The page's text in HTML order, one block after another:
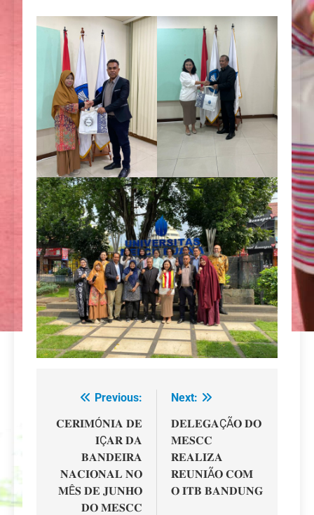
Navegação
de
artigos
Previous:
𝐂𝐄𝐑𝐈𝐌Ó𝐍𝐈𝐀 𝐃𝐄
𝐈Ç𝐀𝐑 𝐃𝐀
𝐁𝐀𝐍𝐃𝐄𝐈𝐑𝐀
𝐍𝐀𝐂𝐈𝐎𝐍𝐀𝐋 𝐍𝐎
𝐌Ê𝐒 𝐃𝐄 𝐉𝐔𝐍𝐇𝐎
𝐃𝐎 𝐌𝐄𝐒𝐂𝐂
Next:
𝐃𝐄𝐋𝐄𝐆𝐀ÇÃ𝐎 𝐃𝐎
𝐌𝐄𝐒𝐂𝐂
𝐑𝐄𝐀𝐋𝐈𝐙𝐀
𝐑𝐄𝐔𝐍𝐈Ã𝐎 𝐂𝐎𝐌
𝐎 𝐈𝐓𝐁 𝐁𝐀𝐍𝐃𝐔𝐍𝐆